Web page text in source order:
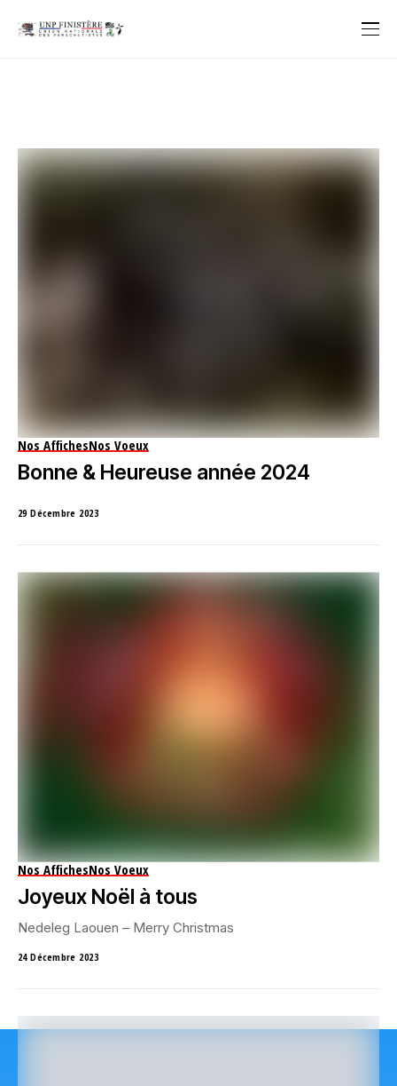
Nos AffichesNos Voeux
Bonne & Heureuse année 2024
29 Décembre 2023
Nos AffichesNos Voeux
Joyeux Noël à tous
Nedeleg Laouen – Merry Christmas
24 Décembre 2023